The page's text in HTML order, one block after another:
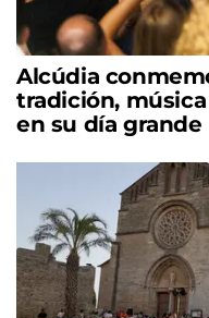
Alcúdia
tradición,
en su día grande